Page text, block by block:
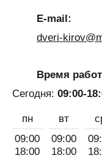
E-mail:
dveri-
Время
Сегодня: 09:00-
пн
09:00
18:00
вт
09:00
18:00